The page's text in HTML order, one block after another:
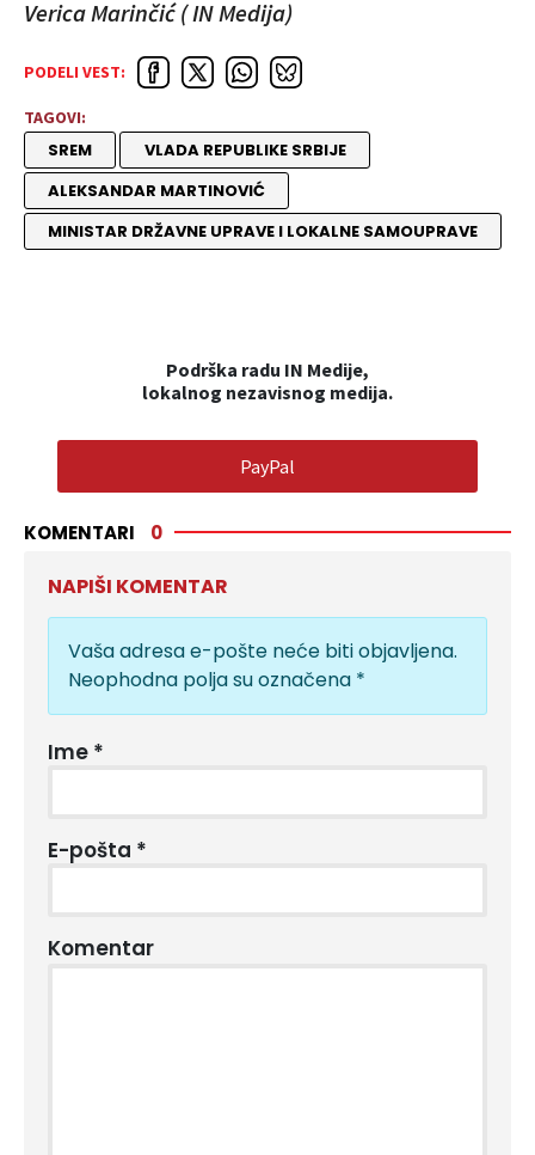
Verica Marinčić ( IN Medija)
PODELI VEST:
TAGOVI:
SREM
VLADA REPUBLIKE SRBIJE
ALEKSANDAR MARTINOVIĆ
MINISTAR DRŽAVNE UPRAVE I LOKALNE SAMOUPRAVE
Podrška radu IN Medije,
lokalnog nezavisnog medija.
PayPal
KOMENTARI 0
NAPIŠI KOMENTAR
Vaša adresa e-pošte neće biti objavljena.
Neophodna polja su označena *
Ime *
E-pošta *
Komentar